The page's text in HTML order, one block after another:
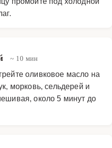
~ 10 мин
оливковое масло на
морковь, сельдерей и
около 5 минут до